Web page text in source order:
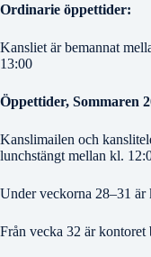
Ordinarie öppettider:
Kansliet är bemannat
13:00
Öppettider, Sommaren
Kanslimailen och
lunchstängt mellan kl.
Under veckorna 28–31 är
Från vecka 32 är kontoret